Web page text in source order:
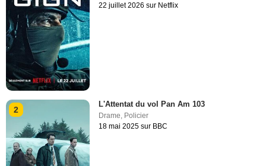
22 juillet 2026 sur Netflix
2
L'Attentat du vol Pan Am 103
Drame Policier
18 mai 2025 sur BBC